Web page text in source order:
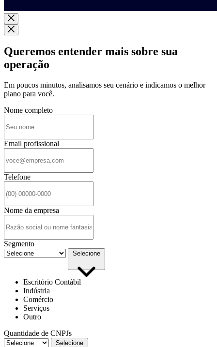
Queremos entender mais sobre sua
operação
Em poucos minutos, analisamos seu cenário e indicamos o melhor
plano para você.
Nome completo
Email profissional
Telefone
Nome da empresa
Segmento
Selecione
Escritório Contábil
Indústria
Comércio
Serviços
Outro
Quantidade de CNPJs
Selecione